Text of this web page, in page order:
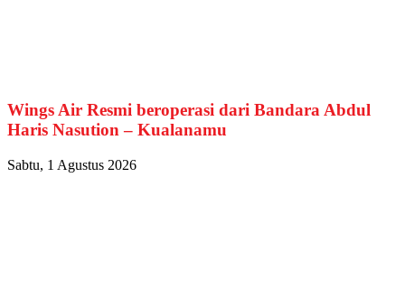
Wings Air Resmi beroperasi dari Bandara Abdul
Haris Nasution – Kualanamu
Sabtu, 1 Agustus 2026